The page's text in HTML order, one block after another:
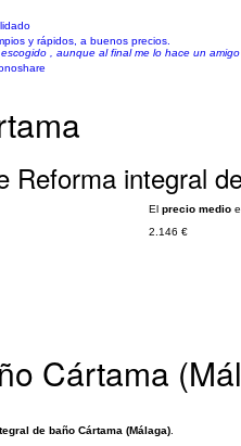
y rápidos, a buenos precios.
, aunque al final me lo hace un
Reforma integral
El precio medio
2.146 €
Cártama
de baño Cártama (Málaga)